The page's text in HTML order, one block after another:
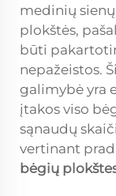
medinių
plokštės,
būti
nepažeistos.
galimybė yra
įtakos viso
sąnaudų
vertinant
bėgių